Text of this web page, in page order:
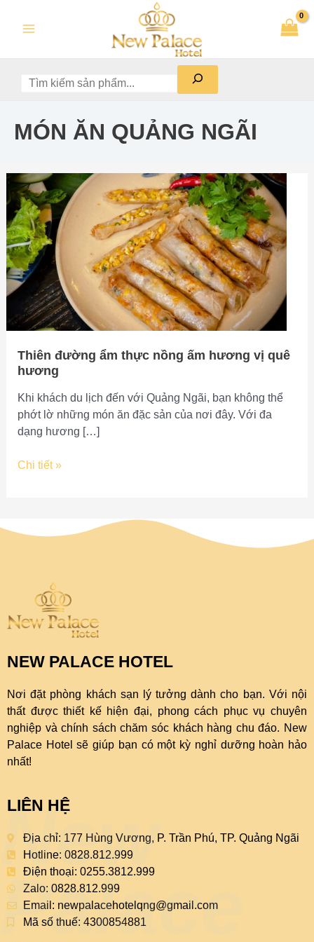
kiếm
MÓN ĂN QUẢNG NGÃI
Thiên đường ẩm thực nồng ấm hương vị quê
hương
Khi khách du lịch đến với Quảng Ngãi, bạn không thể
phớt lờ những món ăn đặc sản của nơi đây. Với đa
dạng hương […]
Thiên
đường
ẩm
thực
nồng
ấm
hương
quê
hương
Chi tiết »
NEW PALACE HOTEL
Nơi đặt phòng khách sạn lý tưởng dành cho bạn. Với nội
thất được thiết kế hiện đại, phong cách phục vụ chuyên
nghiệp và chính sách chăm sóc khách hàng chu đáo. New
Palace Hotel sẽ giúp bạn có một kỳ nghỉ dưỡng hoàn hảo
nhất!
LIÊN HỆ
Địa chỉ: 177 Hùng Vương, P. Trần Phú, TP. Quảng Ngãi
Hotline: 0828.812.999
Điện thoại: 0255.3812.999
Zalo: 0828.812.999
Email: newpalacehotelqng@gmail.com
Mã số thuế: 4300854881
New
Palace